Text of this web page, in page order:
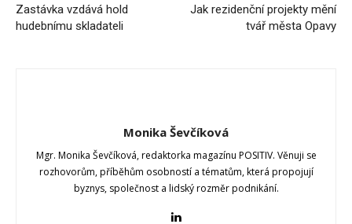
Zastávka vzdává hold
hudebnímu skladateli
Jak rezidenční projekty mění
tvář města Opavy
Monika Ševčíková
Mgr. Monika Ševčíková, redaktorka magazínu POSITIV. Věnuji se
rozhovorům, příběhům osobností a tématům, která propojují
byznys, společnost a lidský rozměr podnikání.